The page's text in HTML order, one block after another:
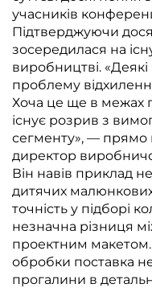
учасників
Підтверджуючи
зосередилася на
виробництві. «Деякі
проблему
Хоча це ще в межах
існує розрив з
сегменту», — прямо
директор
Він навів приклад
дитячих
точність у підборі
незначна різниця
проектним макетом.
обробки поставка
прогалини в